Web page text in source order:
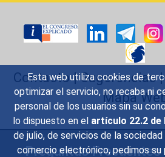
Esta web utiliza cookies de
optimizar el servicio, no recaba ni
personal de los usuarios sin su
lo dispuesto en el artículo 22.2 de
de julio, de servicios de la
comercio electrónico, pedimos su
Contacto|Sugerencias
Mapa
Preguntas Frecuentes